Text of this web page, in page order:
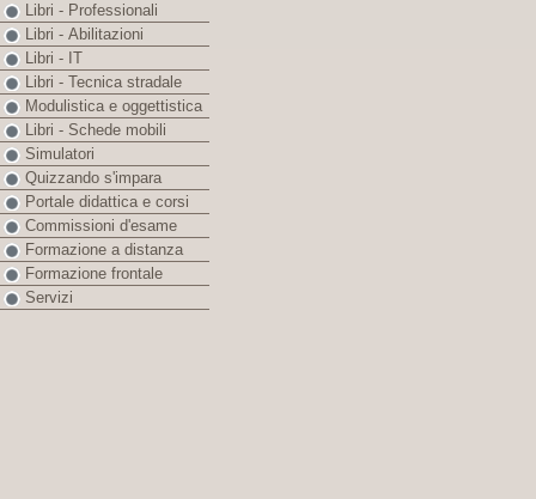
Libri - Professionali
Libri - Abilitazioni
Libri - IT
Libri - Tecnica stradale
Modulistica e oggettistica
Libri - Schede mobili
Simulatori
Quizzando s'impara
Portale didattica e corsi
Commissioni d'esame
Formazione a distanza
Formazione frontale
Servizi